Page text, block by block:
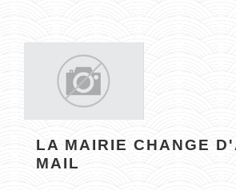
LA MAIRIE CHANGE
MAIL